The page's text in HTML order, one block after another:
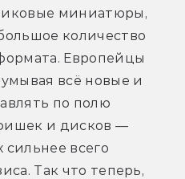
миниатюры,
количество
Европейцы
всё новые и
по полю
и дисков —
сильнее всего
Так что теперь,